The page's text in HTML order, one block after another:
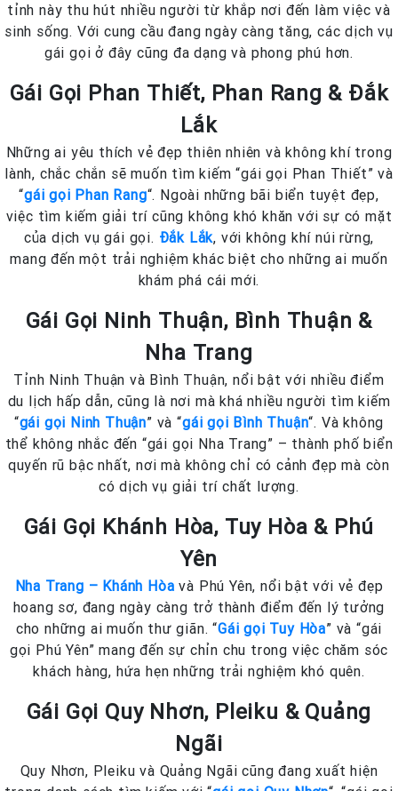
tỉnh này thu hút nhiều người từ khắp nơi đến làm việc và
sinh sống. Với cung cầu đang ngày càng tăng, các dịch vụ
gái gọi ở đây cũng đa dạng và phong phú hơn.
Gái Gọi Phan Thiết, Phan Rang & Đắk
Lắk
Những ai yêu thích vẻ đẹp thiên nhiên và không khí trong
lành, chắc chắn sẽ muốn tìm kiếm “gái gọi Phan Thiết” và
“gái gọi Phan Rang“. Ngoài những bãi biển tuyệt đẹp,
việc tìm kiếm giải trí cũng không khó khăn với sự có mặt
của dịch vụ gái gọi. Đắk Lắk, với không khí núi rừng,
mang đến một trải nghiệm khác biệt cho những ai muốn
khám phá cái mới.
Gái Gọi Ninh Thuận, Bình Thuận &
Nha Trang
Tỉnh Ninh Thuận và Bình Thuận, nổi bật với nhiều điểm
du lịch hấp dẫn, cũng là nơi mà khá nhiều người tìm kiếm
“gái gọi Ninh Thuận” và “gái gọi Bình Thuận“. Và không
thể không nhắc đến “gái gọi Nha Trang” – thành phố biển
quyến rũ bậc nhất, nơi mà không chỉ có cảnh đẹp mà còn
có dịch vụ giải trí chất lượng.
Gái Gọi Khánh Hòa, Tuy Hòa & Phú
Yên
Nha Trang – Khánh Hòa và Phú Yên, nổi bật với vẻ đẹp
hoang sơ, đang ngày càng trở thành điểm đến lý tưởng
cho những ai muốn thư giãn. “Gái gọi Tuy Hòa” và “gái
gọi Phú Yên” mang đến sự chỉn chu trong việc chăm sóc
khách hàng, hứa hẹn những trải nghiệm khó quên.
Gái Gọi Quy Nhơn, Pleiku & Quảng
Ngãi
Quy Nhơn, Pleiku và Quảng Ngãi cũng đang xuất hiện